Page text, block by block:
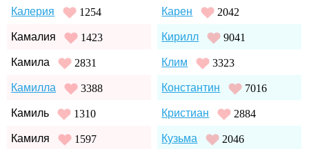
Калерия 1254
Камалия 1423
Камила 2831
Камилла 3388
Камиль 1310
Камиля 1597
Карен 2042
Кирилл 9041
Клим 3323
Константин 7016
Кристиан 2884
Кузьма 2046